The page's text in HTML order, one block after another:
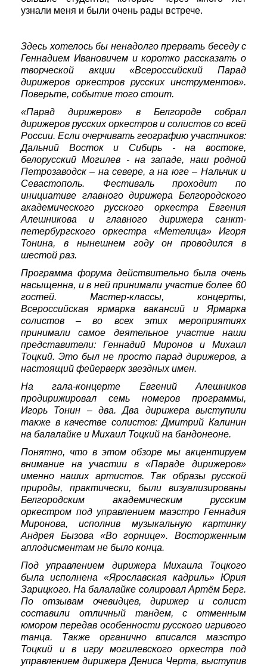
узнали меня и были очень рады встрече.
Здесь хотелось бы ненадолго прервать беседу с
Геннадием Ивановичем и коротко рассказать о
творческой акции «Всероссийский Парад
дирижеров оркестров русских инструментов».
Поверьте, событие того стоит.
«Парад дирижеров» в Белгороде собрал
дирижеров русских оркестров и солистов со всей
России. Если очерчивать географию участников:
Дальний Восток и Сибирь - на востоке,
белорусский Могилев - на западе, наш родной
Петрозаводск – на севере, а на юге – Нальчик и
Севастополь. Фестиваль проходит по
инициативе главного дирижера Белгородского
академического русского оркестра Евгения
Алешникова и главного дирижера санкт-
петербургского оркестра «Метелица» Игоря
Тонина, в нынешнем году он проводился в
шестой раз.
Программа форума действительно была очень
насыщенна, и в ней принимали участие более 60
гостей. Мастер-классы, концерты,
Всероссийская ярмарка вакансий и Ярмарка
солистов – во всех этих мероприятиях
принимали самое деятельное участие наши
представители: Геннадий Миронов и Михаил
Тоцкий. Это был не просто парад дирижеров, а
настоящий фейерверк звездных имен.
На гала-концерте Евгений Алешников
продирижировал семь номеров программы,
Игорь Тонин – два. Два дирижера выступили
также в качестве солистов: Дмитрий Калинин
на балалайке и Михаил Тоцкий на бандонеоне.
Понятно, что в этом обзоре мы акцентируем
внимание на участии в «Параде дирижеров»
именно наших артистов. Так образы русской
природы, практически, были визуализированы
Белгородским академическим русским
оркестром под управлением маэстро Геннадия
Миронова, исполнив музыкальную картинку
Андрея Бызова «Во горнице». Восторженным
аплодисментам не было конца.
Под управлением дирижера Михаила Тоцкого
была исполнена «Ярославская кадриль» Юрия
Зарицкого. На балалайке солировал Артём Берг.
По отзывам очевидцев, дирижер и солист
составили отличный тандем, с отменным
юмором передав особенности русского игривого
танца. Также органично вписался маэстро
Тоцкий и в игру могилевского оркестра под
управлением дирижера Дениса Черта, выступив